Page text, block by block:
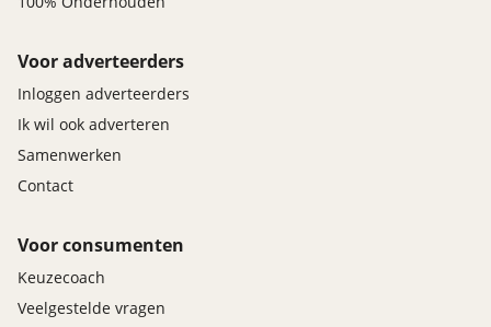
Voor adverteerders
Inloggen adverteerders
Ik wil ook adverteren
Samenwerken
Contact
Voor consumenten
Keuzecoach
Veelgestelde vragen